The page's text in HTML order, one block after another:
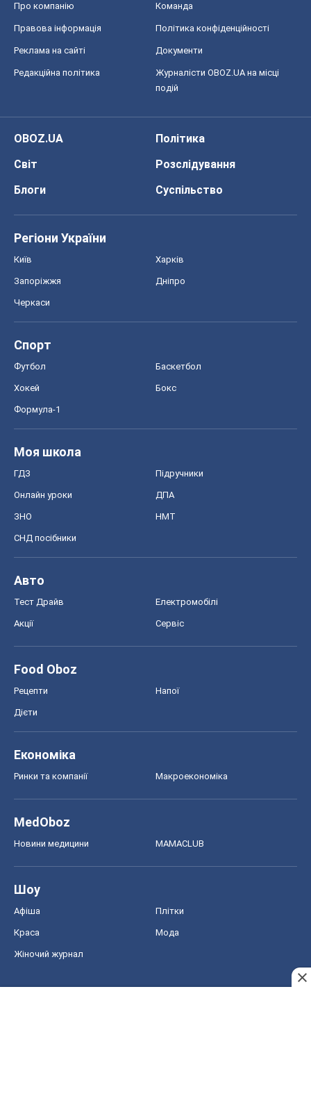
Про компанію Команда
Правова інформація Політика конфіденційності
Реклама на сайті Документи
Редакційна політика
Журналісти OBOZ.UA на місці
подій
OBOZ.UA
Політика
Світ
Розслідування
Блоги
Суспільство
Регіони України
Київ Харків
Запоріжжя Дніпро
Черкаси
Спорт
Футбол Баскетбол
Хокей Бокс
Формула-1
Моя школа
ГДЗ Підручники
Онлайн уроки ДПА
ЗНО НМТ
СНД посібники
Авто
Тест Драйв Електромобілі
Акції Сервіс
Food Oboz
Рецепти Напої
Дієти
Економіка
Ринки та компанії Макроекономіка
MedOboz
Новини медицини MAMACLUB
Шоу
Афіша Плітки
Краса Мода
Жіночий журнал